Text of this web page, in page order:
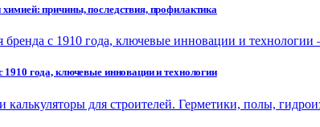
причины, последствия, профилактика
года, ключевые инновации и технологии